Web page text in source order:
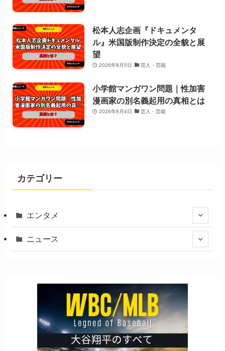
松本人志企画『ドキュメンタ
ル』米国版制作決定の全貌と展
望
2026年8月5日 芸人・芸能
小学館マンガワン問題｜性加害
漫画家の別名義起用の真相とは
2026年8月4日 芸人・芸能
カテゴリー
エンタメ
ニュース